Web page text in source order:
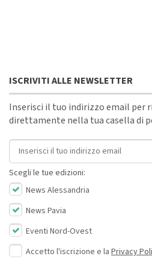
ISCRIVITI ALLE NEWSLETTER
Inserisci il tuo indirizzo email per
direttamente nella tua casella di
Indirizzo email
Scegli le tue edizioni:
News Alessandria
News Pavia
Eventi Nord-Ovest
Accetto l'iscrizione e la Privacy